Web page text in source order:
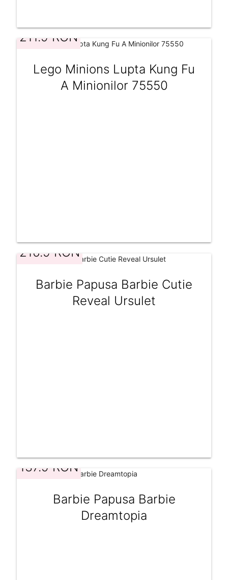
211.9 RON
Lego Minions Lupta Kung Fu
A Minionilor 75550
216.9 RON
Barbie Papusa Barbie Cutie
Reveal Ursulet
137.9 RON
Barbie Papusa Barbie
Dreamtopia